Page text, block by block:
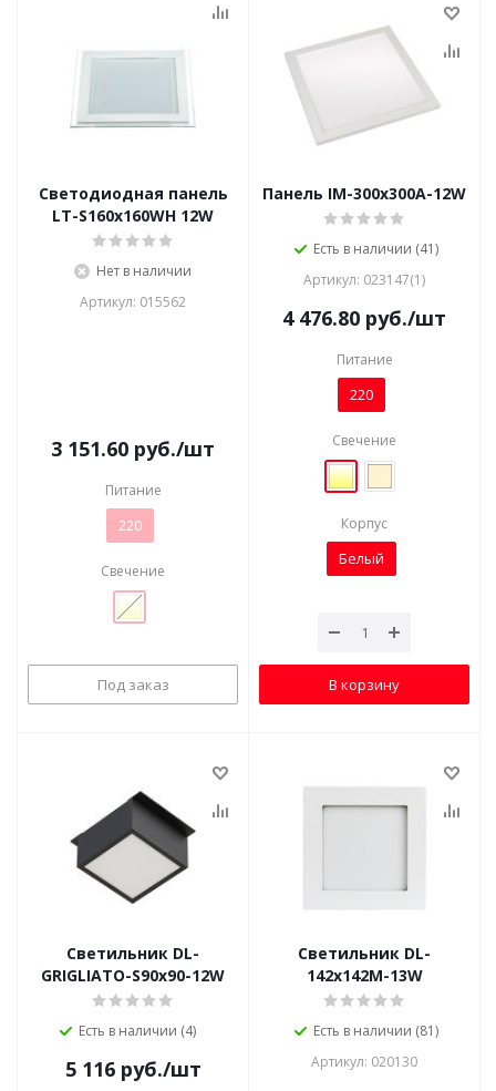
Светодиодная панель
LT-S160x160WH 12W
Нет в наличии
Артикул: 015562
3 151.60 руб./шт
Питание
220
Свечение
Под заказ
Панель IM-300x300A-12W
Есть в наличии (41)
Артикул: 023147(1)
4 476.80 руб./шт
Питание
220
Свечение
Корпус
Белый
В корзину
Светильник DL-
GRIGLIATO-S90x90-12W
Есть в наличии (4)
5 116руб./шт
Светильник DL-
142x142M-13W
Есть в наличии (81)
Артикул: 020130